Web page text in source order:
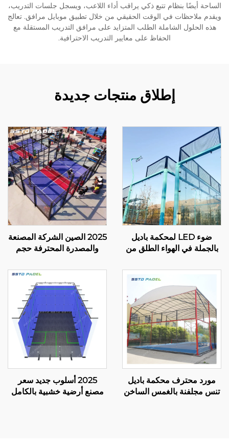
الساحة أيضًا بنظام تتبع ذكي يراقب أداء اللاعب، ويسجل جلسات التدريب،
ويقدم ملاحظات في الوقت الحقيقي من خلال تطبيق موبايل مرافق. تعالج
هذه الحلول الشاملة الطلب المتزايد على مرافق التدريب المستقلة مع
الحفاظ على معايير التدريب الاحترافية.
إطلاق منتجات جديدة
ضوء LED لمحكمة باديل
بالجملة في الهواء الطلق من
الساخن عرض كامل بانورامي
لمحكمة باديل 001-1
2025 الصين الشركة المصنعة
والمصدرة المحترفة حجم
سطح لعب مستقر وموثوق
005
مورد محترف محكمة باديل
تنس مجلفنة بالغمس الساخن
2025 أسلوب جديد سعر
مصنع أرضية خشبية بالكامل